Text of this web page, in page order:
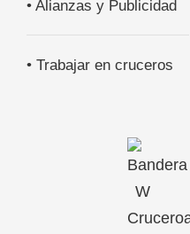
• Alianzas y Publicidad
• Trabajar en cruceros